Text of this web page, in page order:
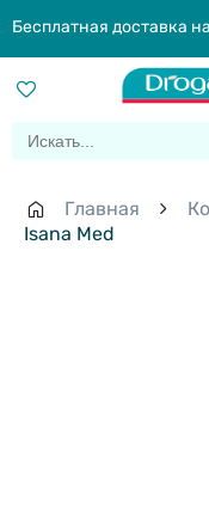
Бесплатная доставка
Главная
Isana Med